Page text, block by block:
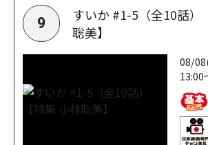
9
すいか #1-5（全10話
聡美】
08/
13:00